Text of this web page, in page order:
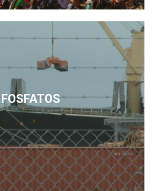
FOSFATOS